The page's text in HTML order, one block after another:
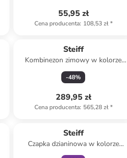
55,95 zł
Cena producenta: 108,53 zł*
Steiff
Kombinezon zimowy w kolorze
granatowym
-48%
289,95 zł
Cena producenta: 565,28 zł*
Steiff
Czapka dzianinowa w kolorze
czarnym